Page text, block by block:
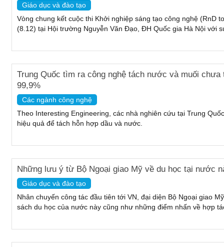
Giáo dục và đào tạo
Vòng chung kết cuộc thi Khởi nghiệp sáng tạo công nghệ (RnD
(8.12) tại Hội trường Nguyễn Văn Đạo, ĐH Quốc gia Hà Nội với
Trung Quốc tìm ra công nghệ tách nước và muối
99,9%
Các ngành công nghệ
Theo Interesting Engineering, các nhà nghiên cứu tại Trung
hiệu quả để tách hỗn hợp dầu và nước.
Những lưu ý từ Bộ Ngoại giao Mỹ về du học tại nước
Giáo dục và đào tạo
Nhân chuyến công tác đầu tiên tới VN, đại diện Bộ Ngoại giao
sách du học của nước này cũng như những điểm nhấn về hợp